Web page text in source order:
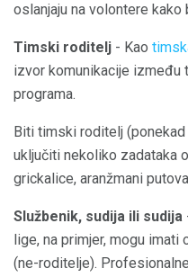
oslanjaju na volontere kako
Timski roditelj - Kao
izvor komunikacije između
programa.
Biti timski roditelj
uključiti nekoliko zadataka
grickalice, aranžmani
Službenik, sudija ili sudija
lige, na primjer, mogu imati
(ne-roditelje).